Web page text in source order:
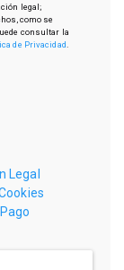
legal;
como se
consultar la
de Privacidad
Legal